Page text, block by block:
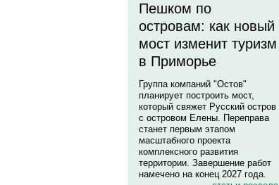
Пешком по
островам: как новый
мост изменит туризм
в Приморье
Группа компаний "Остов"
планирует построить мост,
который свяжет Русский остров
с островом Елены. Переправа
станет первым этапом
масштабного проекта
комплексного развития
территории. Завершение работ
намечено на конец 2027 года.